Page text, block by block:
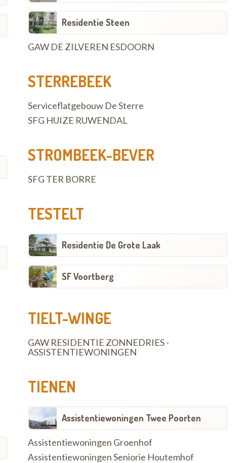
Residentie Steen
GAW DE ZILVEREN ESDOORN
STERREBEEK
Serviceflatgebouw De Sterre
SFG HUIZE RUWENDAL
STROMBEEK-BEVER
SFG TER BORRE
TESTELT
Residentie De Grote Laak
SF Voortberg
TIELT-WINGE
GAW RESIDENTIE ZONNEDRIES -
ASSISTENTIEWONINGEN
TIENEN
Assistentiewoningen Twee Poorten
Assistentiewoningen Groenhof
Assistentiewoningen Seniorie Houtemhof